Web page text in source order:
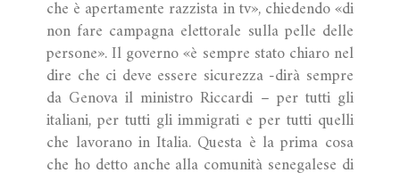
che è apertamente razzista in tv», chiedendo «di
non fare campagna elettorale sulla pelle delle
persone». Il governo «è sempre stato chiaro nel
dire che ci deve essere sicurezza -dirà sempre
da Genova il ministro Riccardi – per tutti gli
italiani, per tutti gli immigrati e per tutti quelli
che lavorano in Italia. Questa è la prima cosa
che ho detto anche alla comunità senegalese di